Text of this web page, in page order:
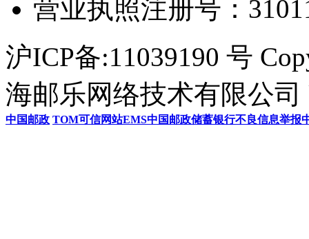
营业执照注册号：
沪ICP备:11039190 号
海邮乐网络技术有限公司
中国邮政 TOM可信网站EMS中国邮政储蓄银行不良信息举报